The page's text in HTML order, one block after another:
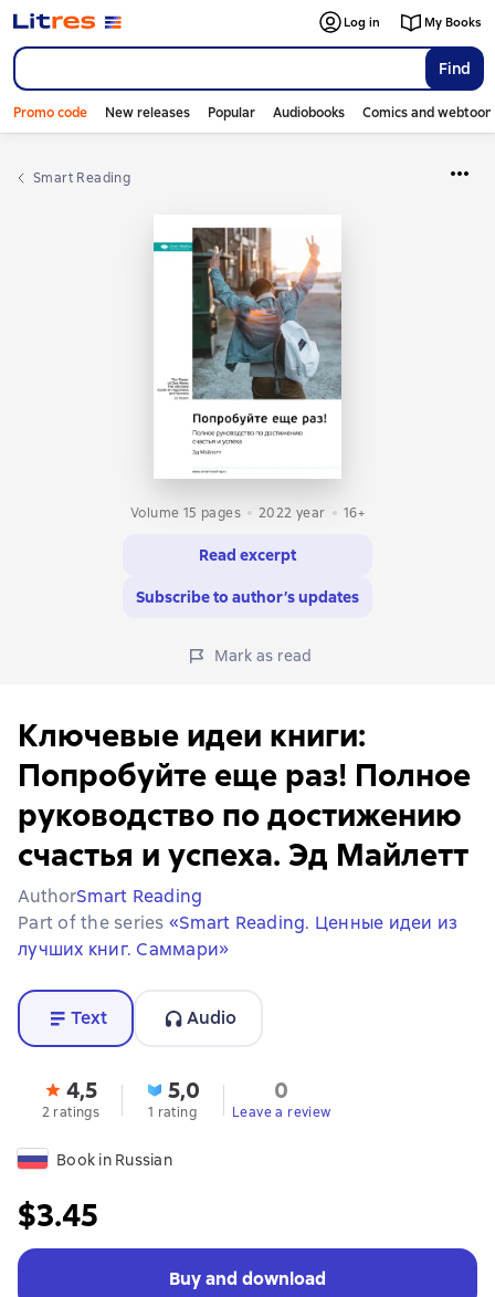
Find
Log in My Books
Promo code New releases Popular Audiobooks Comics and
Smart Reading
Volume 15 pages 2022 year 16+
Read excerpt
Subscribe to author’s updates
Mark as read
Ключевые идеи книги:
Попробуйте еще раз! Полное
руководство по достижению
счастья и успеха. Эд Майлетт
AuthorSmart Reading
Part of the series «Smart Reading. Ценные идеи из
лучших книг. Саммари»
Text Audio
4,5
2 ratings
5,0
1 rating
0
Leave a review
Book in Russian
$3.45
Buy and download